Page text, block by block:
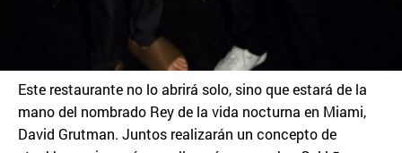
Este restaurante no lo abrirá solo, sino que estará de la
mano del nombrado Rey de la vida nocturna en Miami,
David Grutman. Juntos realizarán un concepto de